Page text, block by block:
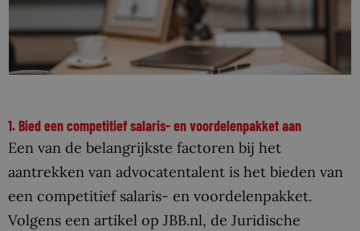
1. Bied een competitief salaris- en voordelenpakket aan
Een van de belangrijkste factoren bij het
aantrekken van advocatentalent is het bieden van
een competitief salaris- en voordelenpakket.
Volgens een artikel op JBB.nl, de Juridische